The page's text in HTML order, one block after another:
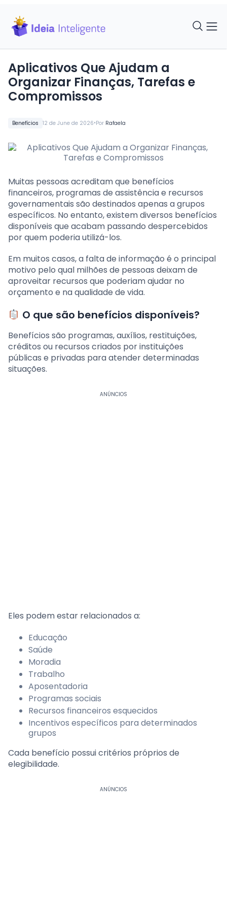
Benefícios 12 de June de 2026•Por Rafaela
Aplicativos Que Ajudam a
Organizar Finanças, Tarefas e
Compromissos
Muitas pessoas acreditam que benefícios
financeiros, programas de assistência e recursos
governamentais são destinados apenas a grupos
específicos. No entanto, existem diversos benefícios
disponíveis que acabam passando despercebidos
por quem poderia utilizá-los.
Em muitos casos, a falta de informação é o principal
motivo pelo qual milhões de pessoas deixam de
aproveitar recursos que poderiam ajudar no
orçamento e na qualidade de vida.
O que são benefícios disponíveis?
Benefícios são programas, auxílios, restituições,
créditos ou recursos criados por instituições
públicas e privadas para atender determinadas
situações.
ANÚNCIOS
Eles podem estar relacionados a:
Educação
Saúde
Moradia
Trabalho
Aposentadoria
Programas sociais
Recursos financeiros esquecidos
Incentivos específicos para determinados
grupos
Cada benefício possui critérios próprios de
elegibilidade.
ANÚNCIOS